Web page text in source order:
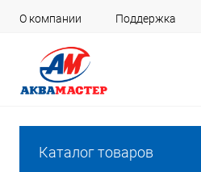
О компании Поддержка
Каталог товаров